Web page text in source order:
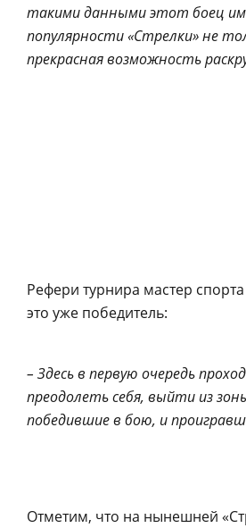
такими данными этот боец
популярности «Стрелки» не
прекрасная возможность
Рефери турнира мастер
это уже победитель:
– Здесь в первую очередь
преодолеть себя, выйти из
победившие в бою, и
Отметим, что на нынешней